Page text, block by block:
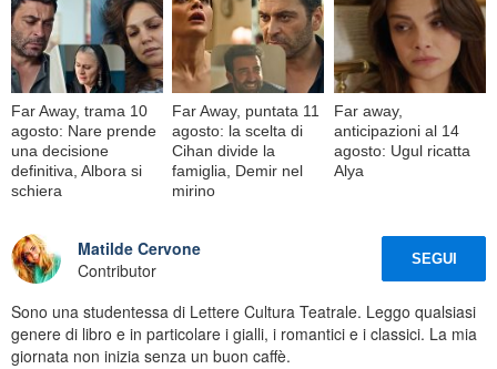
Far Away, trama 10
agosto: Nare prende
una decisione
definitiva, Albora si
schiera
Far Away, puntata 11
agosto: la scelta di
Cihan divide la
famiglia, Demir nel
mirino
Far away,
anticipazioni al 14
agosto: Ugul ricatta
Alya
Matilde Cervone
Contributor
SEGUI
Sono una studentessa di Lettere Cultura Teatrale. Leggo qualsiasi
genere di libro e in particolare i gialli, i romantici e i classici. La mia
giornata non inizia senza un buon caffè.